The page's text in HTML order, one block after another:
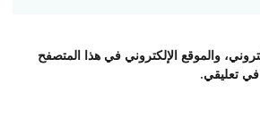
والموقع الإلكتروني في هذا المتصفح
في تعليقي.